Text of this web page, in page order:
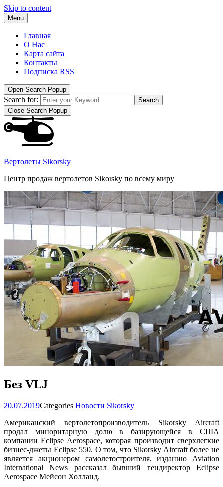
Skip to content
Menu
Главная
О Нас
Карта сайта
Контакты
Подписка RSS
Open Search Popup
Search for:
Search
Close Search Popup
Вертолеты Sikorsky
Центр продаж вертолетов Sikorsky по всему миру
Без VLJ
20.07.2019Categories Новости Sikorsky
Американский вертолетопроизводитель Sikorsky Aircraft
продал миноритарную долю в базирующейся в США
компании Eclipse Aerospace, которая производит сверхлегкие
бизнес-джеты Eclipse 550. О том, что Sikorsky Aircraft более не
является акционером самолетостроителя, изданию Aviation
International News рассказал бывший гендиректор Eclipse
Aerospace Мейсон Холланд.